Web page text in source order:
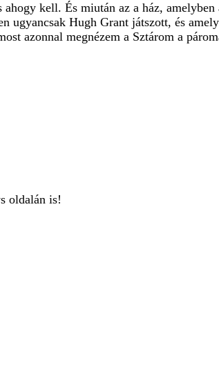
kell. És miután az a ház, amelyben
ugyancsak Hugh Grant játszott, és
azonnal megnézem a Sztárom a
oldalán is!